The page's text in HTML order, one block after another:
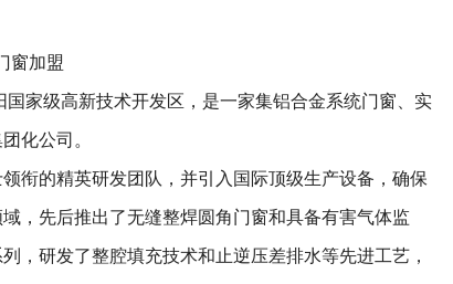
窗加盟
家级高新技术开发区，是一家集铝合金系统门窗、实
化公司。
衔的精英研发团队，并引入国际顶级生产设备，确保
，先后推出了无缝整焊圆角门窗和具备有害气体监
，研发了整腔填充技术和止逆压差排水等先进工艺，